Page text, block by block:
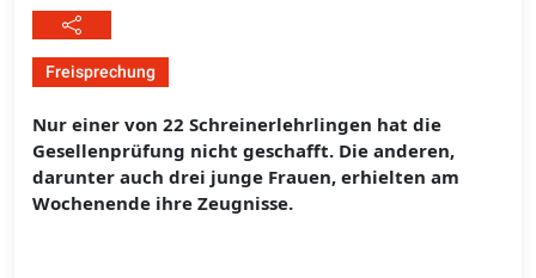
Freisprechung
Nur einer von 22 Schreinerlehrlingen hat die
Gesellenprüfung nicht geschafft. Die anderen,
darunter auch drei junge Frauen, erhielten am
Wochenende ihre Zeugnisse.